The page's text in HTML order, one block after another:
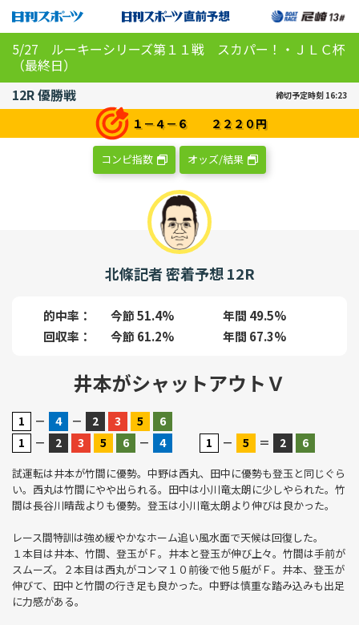
5/27 ルーキーシリーズ第１１戦 スカパー！・ＪＬＣ杯
（最終日）
12R 優勝戦
締切予定時刻 16:23
１－４－６ ２２２０円
コンピ指数 オッズ/結果
北條記者 密着予想 12R
的中率 今節 51.4%
年間 49.5%
回収率
今節 61.2% 年間 67.3%
井本がシャットアウトＶ
－
－
－
－ － ＝
試運転は井本が竹間に優勢。中野は西丸、田中に優勢も登玉と同じぐら
い。西丸は竹間にやや出られる。田中は小川竜太朗に少しやられた。竹
間は長谷川晴哉よりも優勢。登玉は小川竜太朗より伸びは良かった。
レース間特訓は強め緩やかなホーム追い風水面で天候は回復した。
１本目は井本、竹間、登玉がＦ。井本と登玉が伸び上々。竹間は手前が
スムーズ。２本目は西丸がコンマ１０前後で他５艇がＦ。井本、登玉が
伸びて、田中と竹間の行き足も良かった。中野は慎重な踏み込みも出足
に力感がある。